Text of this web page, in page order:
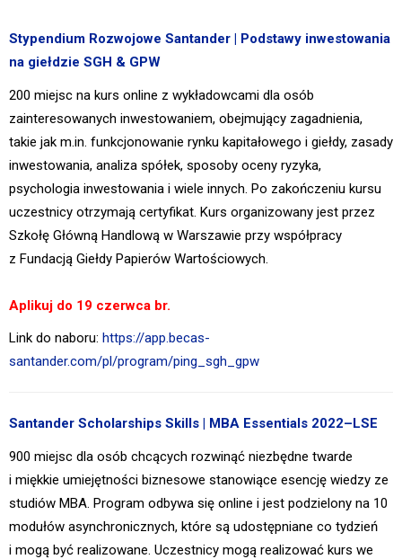
Stypendium Rozwojowe Santander | Podstawy inwestowania
na giełdzie SGH & GPW
200 miejsc na kurs online z wykładowcami dla osób
zainteresowanych inwestowaniem, obejmujący zagadnienia,
takie jak m.in. funkcjonowanie rynku kapitałowego i giełdy, zasady
inwestowania, analiza spółek, sposoby oceny ryzyka,
psychologia inwestowania i wiele innych. Po zakończeniu kursu
uczestnicy otrzymają certyfikat. Kurs organizowany jest przez
Szkołę Główną Handlową w Warszawie przy współpracy
z Fundacją Giełdy Papierów Wartościowych.
Aplikuj do 19 czerwca br.
Link do naboru: https://app.becas-
santander.com/pl/program/ping_sgh_gpw
Santander Scholarships Skills | MBA Essentials 2022–LSE
900 miejsc dla osób chcących rozwinąć niezbędne twarde
i miękkie umiejętności biznesowe stanowiące esencję wiedzy ze
studiów MBA. Program odbywa się online i jest podzielony na 10
modułów asynchronicznych, które są udostępniane co tydzień
i mogą być realizowane. Uczestnicy mogą realizować kurs we